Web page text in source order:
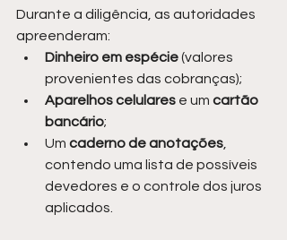
Durante a diligência, as autoridades
apreenderam:
Dinheiro em espécie (valores
provenientes das cobranças);
Aparelhos celulares e um cartão
bancário;
Um caderno de anotações
contendo uma lista de possíveis
devedores e o controle dos juros
aplicados.